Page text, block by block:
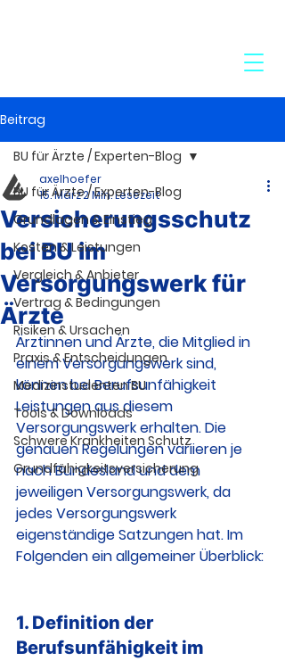
Beitrag
BU für Ärzte / Experten-Blog
Grundlagen & Einstieg
Kosten & Leistungen
Vergleich & Anbieter
Vertrag & Bedingungen
Risiken & Ursachen
Praxis & Entscheidungen
Medizinstudenten BU
Tools & Downloads
Schwere Krankheiten Schutz
Grundfähigkeitsversicherung
BU für Ärzte / Experten-Blog
Versicherungsschutz
bei BU im
Versorgungswerk für
Ärzte
axelhoefer
15. März2 Min. Lesezeit
Ärztinnen und Ärzte, die Mitglied in
einem Versorgungswerk sind,
können bei Berufsunfähigkeit
Leistungen aus diesem
Versorgungswerk erhalten. Die
genauen Regelungen variieren je
nach Bundesland und dem
jeweiligen Versorgungswerk, da
jedes Versorgungswerk
eigenständige Satzungen hat. Im
Folgenden ein allgemeiner Überblick:
1. Definition der
Berufsunfähigkeit im